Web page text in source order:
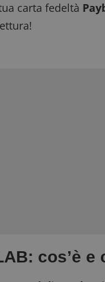
carta fedeltà
cos’è e